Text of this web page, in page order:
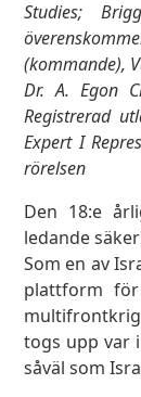
Studies;
(kommande),
Dr. A. Egon
Registrerad
Expert I
rörelsen
Den 18:e
ledande
Som en av
plattform
togs upp var
såväl som